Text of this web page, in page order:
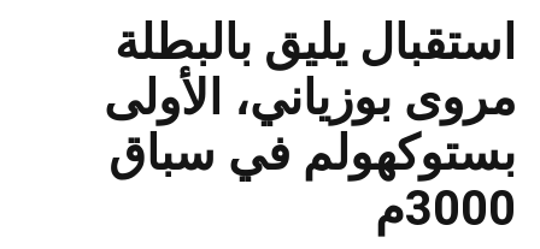
استقبال يليق بالبطلة
مروى بوزياني، الأولى
بستوكهولم في سباق
3000م